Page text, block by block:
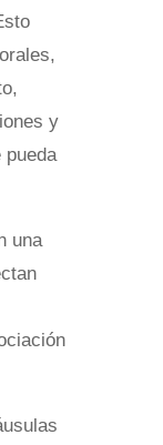
y
pueda
una